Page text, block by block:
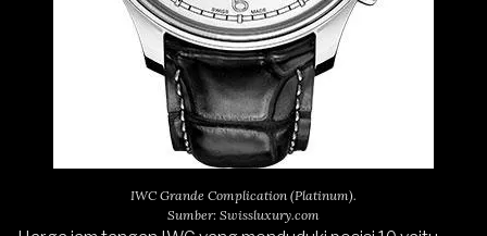
IWC Grande Complication (Platinum).
Sumber: Swissluxury.com